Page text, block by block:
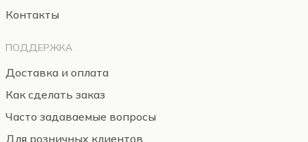
Контакты
ПОДДЕРЖКА
Доставка и оплата
Как сделать заказ
Часто задаваемые вопросы
Для розничных клиентов